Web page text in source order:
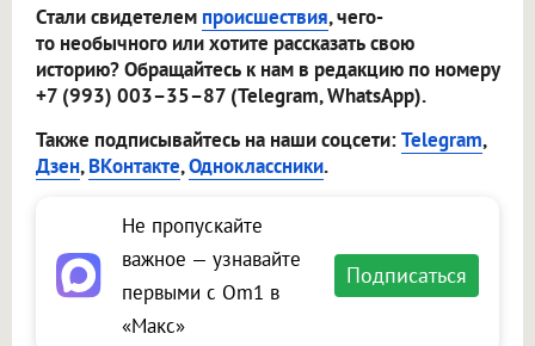
Стали свидетелем происшествия, чего-
то необычного или хотите рассказать свою
историю? Обращайтесь к нам в редакцию по номеру
+7 (993) 003–35–87 (Telegram, WhatsApp).
Также подписывайтесь на наши соцсети:Telegram,
Дзен,ВКонтакте,Одноклассники.
Не пропускайте
важное — узнавайте
первыми с Om1 в
«Макс»
Подписаться